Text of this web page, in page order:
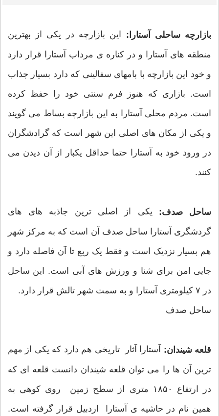
بازارچه ساحلی آستارا: این بازارچه در یکی از بهترین
منطقه های آستارا و در کناره ی مرداب آستارا قرار دارد
و خود این بازارچه با بامهای سفالینی که دارد بسیار جذاب
است. بازاری که هنوز فرم سنتی خود را حفظ کرده
است. مردم محلی آستارا به این بازارچه بساط می گویند
و یکی از مکان های اصلی این شهر است که گرادشگران
در ورود خود به آستارا حتما حداقل یکبار از آن دیدن می
کنند.
ساحل صدف: یکی از اصلی ترین جاذبه های های
گردشگری آستارا ساحل صدف آن است که به مرکز شهر
هم بسیار نزدیک است و فقط یک ربع تا آن فاصله دارد و
جایی امن برای شنا و ورزش های آبی است. این ساحل
در ۷ کیلومتری آستارا و به سمت شهر تالش قرار دارد.
ساحل صدف
قلعه شیندان: آستارا آثار تاریخی هم دارد که یکی از مهم
ترین آن ها را می توان قلعه شیندان دانست قلعه ای که
در ارتفاع ۱۸۵۰ متری از سطح زمین روی کوهی به
همین نام در حاشیه ی آستارا اردبیل قرار گرفته است.